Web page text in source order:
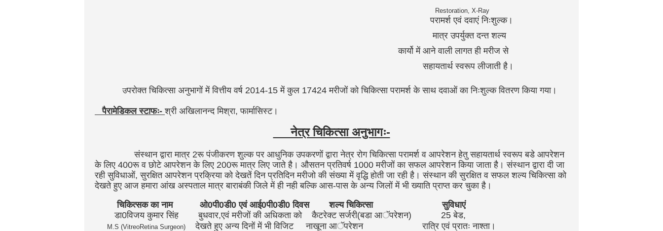
Restoration, X-Ray
परामर्श एवं दवाएं निःशुल्क।
मात्र उपर्युक्त दन्त शल्य
कार्यो में आने वाली लागत हीमरीज से
सहायतार्थ स्वरूप लीजाती है।
उपरोक्त चिकित्सा अनुभागों में वित्तीय वर्ष 2014-15 में कुल 17424 मरीजों को चिकित्सा परामर्श के साथ दवाओं का निःशुल्क वितरण किया गया।
पैरामेडिकल स्टाफः-श्री अखिलानन्द मिश्रा, फार्मासिस्ट।
नेत्र चिकित्सा अनुभागः-
संस्थान द्वारा मात्र 2रू पंजीकरण शुल्क पर आधुनिक उपकरणों द्वारा नेत्र रोग चिकित्सा परामर्श व आपरेशन हेतु सहायतार्थ स्वरूप बडे आपरेशन
के लिए 400रू व छोटे आपरेशन के लिए 200रू मात्र लिए जाते है। औसतन प्रतिवर्ष 1000 मरीजों का सफल आपरेशन किया जाता है। संस्थान द्वारा दी जा
रही सुविधाओं, सुरक्षित आपरेशन प्रक्रिया को देखतें दिन प्रतिदिन मरीजो की संख्या में वृद्धि होती जा रही है। संस्थान की सुरक्षित व सफल शल्य चिकित्सा को
देखते हुए आज हमारा आंख अस्पताल मात्र बाराबंकी जिले में ही नही बल्कि आस-पास के अन्य जिलों में भी ख्याति प्राप्त कर चुका है।
चिकित्सक का नाम ओ0पी0डी0 एवं आई0पी0डी0 दिवस शल्य चिकित्सा सुविधाएं
डा0विजय कुमार सिंहबुधवार,एवं मरीजों की अधिकता को कैटरेक्ट सर्जरी(बडा आॅपरेशन) 25 बेड,
M.S (VitreoRetina Surgeon) देखते हुए अन्य दिनों में भी विजिटनाखूना आॅपरेशन
रात्रि एवं प्रातः नाश्ता।